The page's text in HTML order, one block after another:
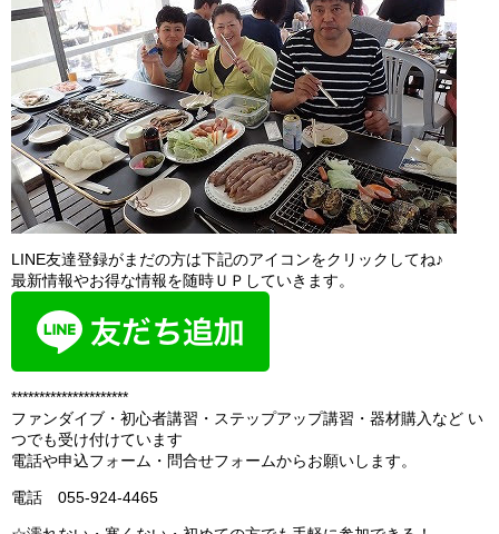
LINE友達登録がまだの方は下記のアイコンをクリックしてね♪
最新情報やお得な情報を随時ＵＰしていきます。
*********************
ファンダイブ・初心者講習・ステップアップ講習・器材購入など い
つでも受け付けています
電話や申込フォーム・問合せフォームからお願いします。
電話 055-924-4465